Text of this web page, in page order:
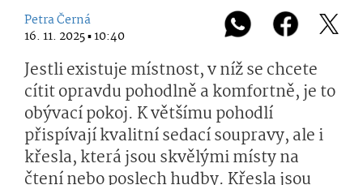
Petra Černá
16. 11. 2025 ▪ 10:40
Jestli existuje místnost, v níž se chcete
cítit opravdu pohodlně a komfortně, je to
obývací pokoj. K většímu pohodlí
přispívají kvalitní sedací soupravy, ale i
křesla, která jsou skvělými místy na